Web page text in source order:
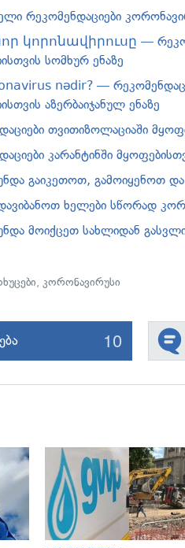
რეკომენდაციები
կորոնավիրուսը —
სომხურ ენაზე
nədir? —
აზერბაიჯანულ ენაზე
თვითიზოლაციაში
კარანტინში
გაიკეთოთ, გამოიყენოთ და
ხელები სწორად
მოიქცეთ სახლიდან
,კორონავირუსი
10
გადახედვა